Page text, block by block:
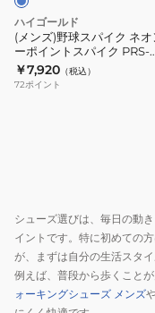
ネ
オ
ン
カ
ス
パ
イ
ク
ハイゴールド
(メンズ)野球スパイク ネオ
ーポイントスパイク PRS-
700NBL
￥7,920 （税込）
72ポイント
シューズ選びは、毎日の動
イントです。特に初めての
が、まずは自分の生活スタ
例えば、普段から歩くこと
ォーキングシューズ メンズ